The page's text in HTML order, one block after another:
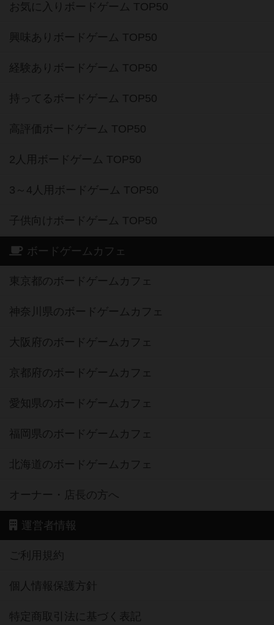
お気に入りボードゲーム TOP50
興味ありボードゲーム TOP50
経験ありボードゲーム TOP50
持ってるボードゲーム TOP50
高評価ボードゲーム TOP50
2人用ボードゲーム TOP50
3～4人用ボードゲーム TOP50
子供向けボードゲーム TOP50
ボードゲームカフェ
東京都のボードゲームカフェ
神奈川県のボードゲームカフェ
大阪府のボードゲームカフェ
京都府のボードゲームカフェ
愛知県のボードゲームカフェ
福岡県のボードゲームカフェ
北海道のボードゲームカフェ
オーナー・店長の方へ
運営者情報
ご利用規約
個人情報保護方針
特定商取引法に基づく表記